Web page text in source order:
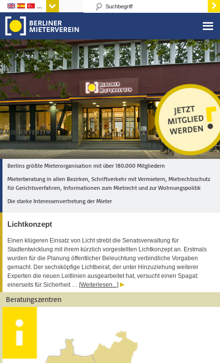
Sprachen
Berlins größte Mieterorganisation mit über 180.000 Mitgliedern
Mieterberatung in allen Bezirken, Schriftverkehr mit Vermietern, Mietrechtsschutz
für Gerichtsverfahren, Informationen zum Mietrecht und zur Wohnungspolitik
Die starke Interessenvertretung der Mieter
Lichtkonzept
Einen klügeren Einsatz von Licht strebt die Senatsverwaltung für
Stadtentwicklung mit ihrem kürzlich vorgestellten Lichtkonzept an. Erstmals
wurden für die Planung öffentlicher Beleuchtung verbindliche Vorgaben
gemacht. Der sechsköpfige Lichtbeirat, der unter Hinzuziehung weiterer
Experten die neuen Leitlinien ausgearbeitet hat, versucht einen Spagat:
einerseits für Sicherheit … [Weiterlesen...]
Beratungszentren